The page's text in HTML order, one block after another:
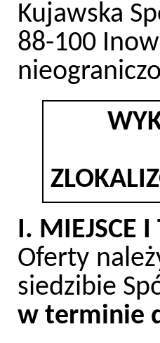
Kujawska
88-100
I. MIEJSCE
Oferty
siedzibie
w terminie